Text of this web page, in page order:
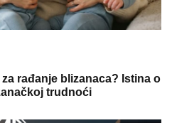
rađanje blizanaca? Istina o
trudnoći